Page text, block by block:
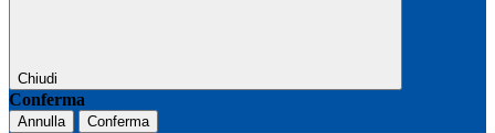
Chiudi
Conferma
Annulla Conferma